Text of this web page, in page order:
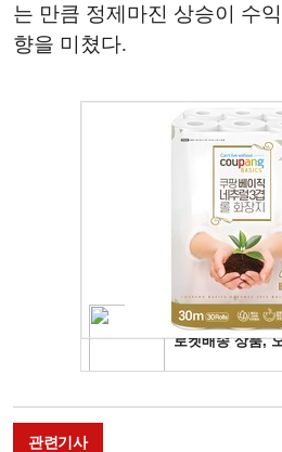
는 만큼 정제마진 상승이 수
향을 미쳤다.
관련기사